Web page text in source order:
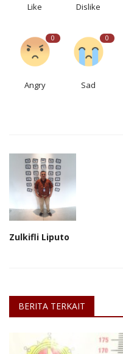
Like Dislike
0
Angry
0
Sad
Zulkifli Liputo
BERITA TERKAIT